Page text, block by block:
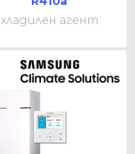
хладилен агент